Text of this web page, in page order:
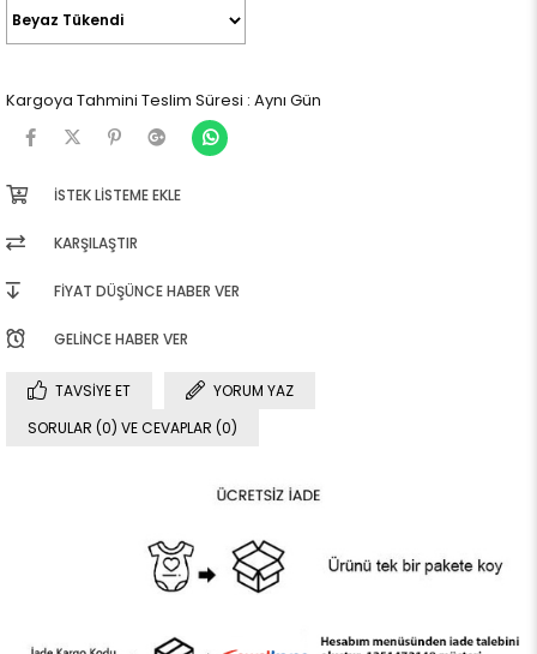
Kargoya Tahmini Teslim Süresi : Aynı Gün
İSTEK LISTEME EKLE
KARŞILAŞTIR
FIYAT DÜŞÜNCE HABER VER
GELINCE HABER VER
TAVSIYE ET
YORUM YAZ
SORULAR (0) VE CEVAPLAR (0)